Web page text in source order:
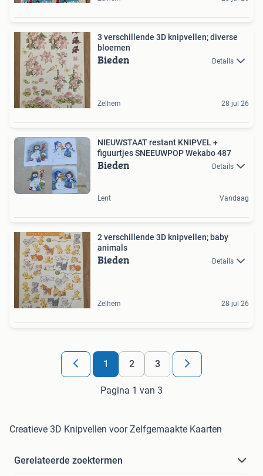
3 verschillende 3D knipvellen; diverse
bloemen
Bieden Details
Zelhem 28 jul 26
NIEUWSTAAT restant KNIPVEL +
figuurtjes SNEEUWPOP Wekabo 487
Bieden Details
Lent Vandaag
2 verschillende 3D knipvellen; baby
animals
Bieden Details
Zelhem 28 jul 26
1 2 3
Pagina 1 van 3
Creatieve 3D Knipvellen voor Zelfgemaakte Kaarten
Gerelateerde zoektermen